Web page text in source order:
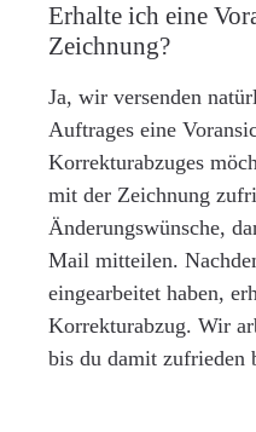
Erhalte ich eine
Zeichnung?
Ja, wir versenden
Auftrages eine
Korrekturabzuges
mit der Zeichnung
Änderungswünsche,
Mail mitteilen.
eingearbeitet haben,
Korrekturabzug. Wir
bis du damit zufrieden